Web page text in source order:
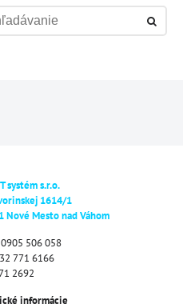
systém s.r.o.
1614/1
Nové Mesto nad Váhom
0905 506 058
771 6166
2692
informácie